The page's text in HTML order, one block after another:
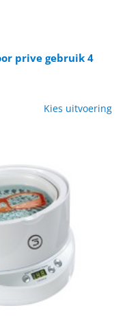
prive gebruik 4
Kies uitvoering